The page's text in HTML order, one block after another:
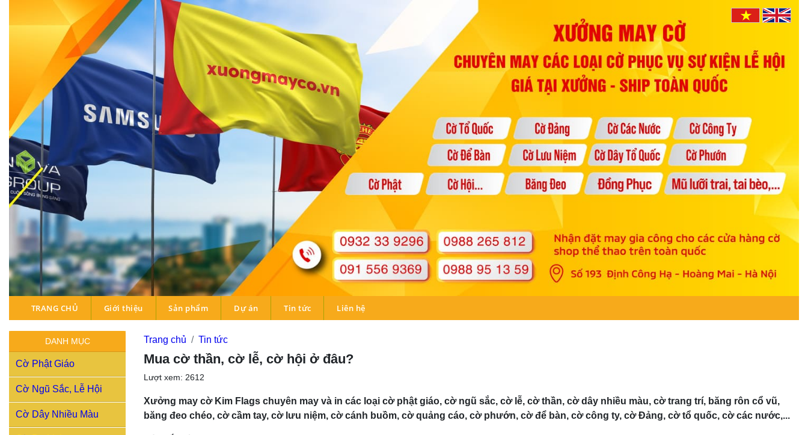
TRANG CHỦ Giới thiệu Sản phẩm Dự án Tin tức Liên hệ
DANH MỤC
Cờ Phật Giáo
Cờ Ngũ Sắc, Lễ Hội
Cờ Dây Nhiều Màu
Trang chủ Tin tức
Mua cờ thần, cờ lễ, cờ hội ở đâu?
Lượt xem: 2612
Xưởng may cờ Kim Flags chuyên may và in các loại cờ phật giáo, cờ ngũ sắc, cờ lễ, cờ thần, cờ dây nhiều màu, cờ trang trí, băng rôn cổ vũ,
băng đeo chéo, cờ cầm tay, cờ lưu niệm, cờ cánh buồm, cờ quảng cáo, cờ phướn, cờ để bàn, cờ công ty, cờ Đảng, cờ tổ quốc, cờ các nước,...